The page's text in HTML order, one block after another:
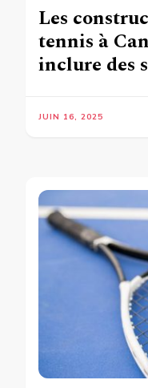
Les
tennis à
inclure des
JUIN 16, 2025